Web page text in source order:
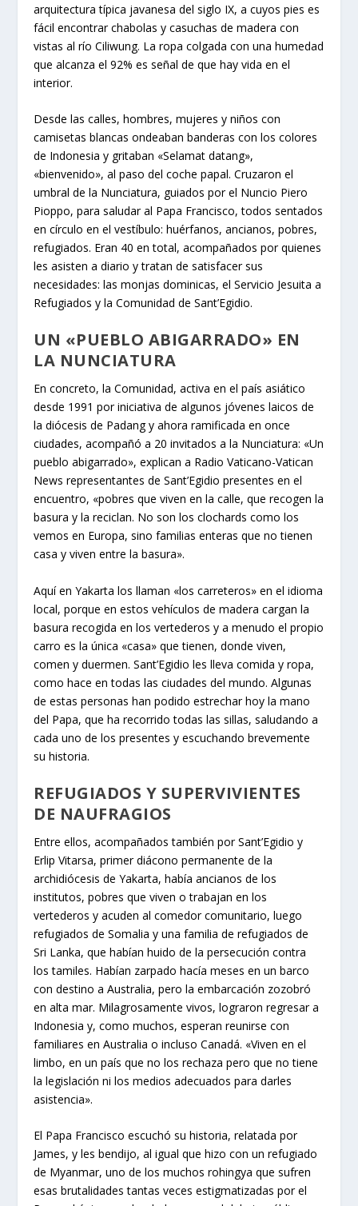
arquitectura típica javanesa del siglo IX, a cuyos pies es
fácil encontrar chabolas y casuchas de madera con
vistas al río Ciliwung. La ropa colgada con una humedad
que alcanza el 92% es señal de que hay vida en el
interior.
Desde las calles, hombres, mujeres y niños con
camisetas blancas ondeaban banderas con los colores
de Indonesia y gritaban «Selamat datang»,
«bienvenido», al paso del coche papal. Cruzaron el
umbral de la Nunciatura, guiados por el Nuncio Piero
Pioppo, para saludar al Papa Francisco, todos sentados
en círculo en el vestíbulo: huérfanos, ancianos, pobres,
refugiados. Eran 40 en total, acompañados por quienes
les asisten a diario y tratan de satisfacer sus
necesidades: las monjas dominicas, el Servicio Jesuita a
Refugiados y la Comunidad de Sant’Egidio.
UN «PUEBLO ABIGARRADO» EN
LA NUNCIATURA
En concreto, la Comunidad, activa en el país asiático
desde 1991 por iniciativa de algunos jóvenes laicos de
la diócesis de Padang y ahora ramificada en once
ciudades, acompañó a 20 invitados a la Nunciatura: «Un
pueblo abigarrado», explican a Radio Vaticano-Vatican
News representantes de Sant’Egidio presentes en el
encuentro, «pobres que viven en la calle, que recogen la
basura y la reciclan. No son los clochards como los
vemos en Europa, sino familias enteras que no tienen
casa y viven entre la basura».
Aquí en Yakarta los llaman «los carreteros» en el idioma
local, porque en estos vehículos de madera cargan la
basura recogida en los vertederos y a menudo el propio
carro es la única «casa» que tienen, donde viven,
comen y duermen. Sant’Egidio les lleva comida y ropa,
como hace en todas las ciudades del mundo. Algunas
de estas personas han podido estrechar hoy la mano
del Papa, que ha recorrido todas las sillas, saludando a
cada uno de los presentes y escuchando brevemente
su historia.
REFUGIADOS Y SUPERVIVIENTES
DE NAUFRAGIOS
Entre ellos, acompañados también por Sant’Egidio y
Erlip Vitarsa, primer diácono permanente de la
archidiócesis de Yakarta, había ancianos de los
institutos, pobres que viven o trabajan en los
vertederos y acuden al comedor comunitario, luego
refugiados de Somalia y una familia de refugiados de
Sri Lanka, que habían huido de la persecución contra
los tamiles. Habían zarpado hacía meses en un barco
con destino a Australia, pero la embarcación zozobró
en alta mar. Milagrosamente vivos, lograron regresar a
Indonesia y, como muchos, esperan reunirse con
familiares en Australia o incluso Canadá. «Viven en el
limbo, en un país que no los rechaza pero que no tiene
la legislación ni los medios adecuados para darles
asistencia».
El Papa Francisco escuchó su historia, relatada por
James, y les bendijo, al igual que hizo con un refugiado
de Myanmar, uno de los muchos rohingya que sufren
esas brutalidades tantas veces estigmatizadas por el